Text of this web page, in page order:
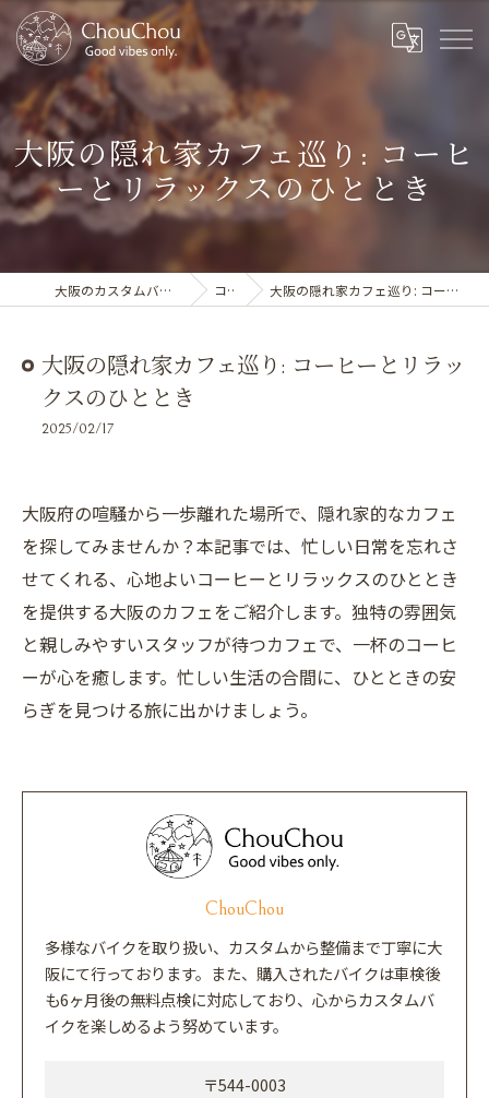
大阪の隠れ家カフェ巡り: コーヒ
ーとリラックスのひととき
大阪のカスタムバイクならChouChou コラム 大阪の隠れ家カフェ巡り: コーヒーとリラックスのひととき
大阪の隠れ家カフェ巡り: コーヒーとリラッ
クスのひととき
2025/02/17
大阪府の喧騒から一歩離れた場所で、隠れ家的なカフェ
を探してみませんか？本記事では、忙しい日常を忘れさ
せてくれる、心地よいコーヒーとリラックスのひととき
を提供する大阪のカフェをご紹介します。独特の雰囲気
と親しみやすいスタッフが待つカフェで、一杯のコーヒ
ーが心を癒します。忙しい生活の合間に、ひとときの安
らぎを見つける旅に出かけましょう。
ChouChou
多様なバイクを取り扱い、カスタムから整備まで丁寧に大
阪にて行っております。また、購入されたバイクは車検後
も6ヶ月後の無料点検に対応しており、心からカスタムバ
イクを楽しめるよう努めています。
〒544-0003